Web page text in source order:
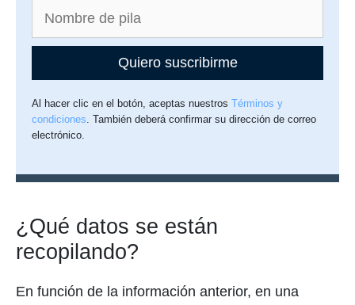
Quiero suscribirme
Al hacer clic en el botón, aceptas nuestrosTérminos y
condiciones . También deberá confirmar su dirección de correo
electrónico.
¿Qué datos se están
recopilando?
En función de la información anterior, en una